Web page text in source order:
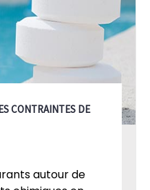
CONTRAINTES DE
autour de